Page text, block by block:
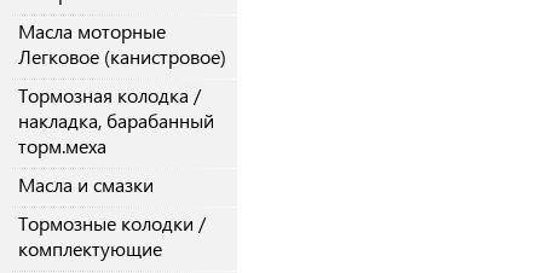
Масла моторные
Легковое (канистровое)
Тормозная колодка /
накладка, барабанный
торм.меха
Масла и смазки
Тормозные колодки /
комплектующие